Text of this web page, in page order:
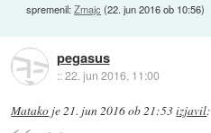
spremenil:Zmajc (22. jun 2016 ob 10:56)
pegasus
::22. jun 2016, 11:00
Matako je21. jun 2016 ob 21:53izjavil: